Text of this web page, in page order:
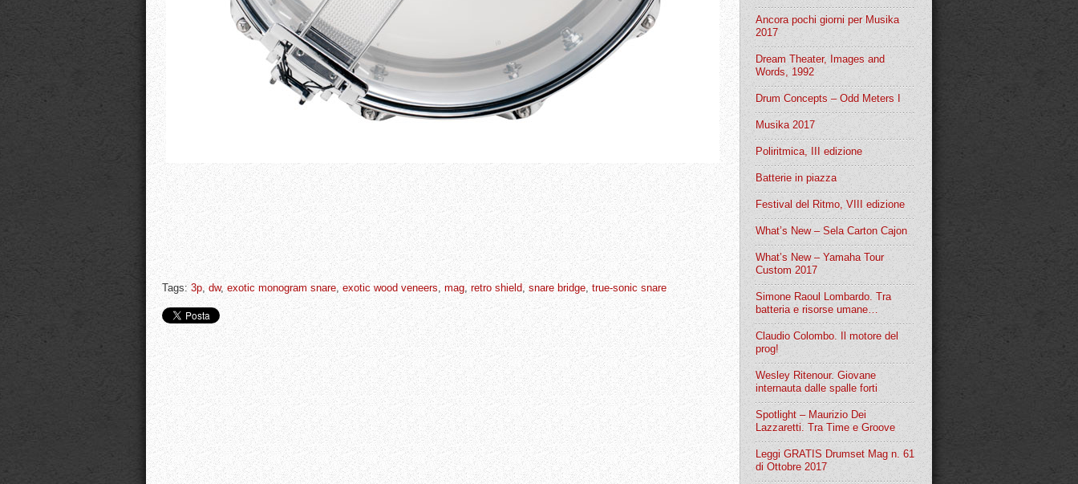
Tags: 3p,dw,exotic monogram snare,exotic wood veneers, mag, retro shield, snare bridge,true-sonic snare
Ancora pochi giorni per Musika
2017
Dream Theater, Images and
Words, 1992
Drum Concepts – Odd Meters I
Musika 2017
Poliritmica, III edizione
Batterie in piazza
Festival del Ritmo, VIII edizione
What’s New – Sela Carton Cajon
What’s New – Yamaha Tour
Custom 2017
Simone Raoul Lombardo. Tra
batteria e risorse umane…
Claudio Colombo. Il motore del
prog!
Wesley Ritenour. Giovane
internauta dalle spalle forti
Spotlight – Maurizio Dei
Lazzaretti. Tra Time e Groove
Leggi GRATIS Drumset Mag n. 61
di Ottobre 2017